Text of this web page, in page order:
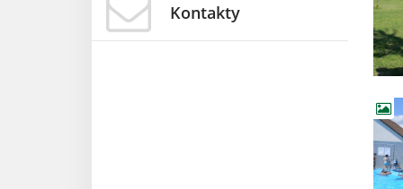
Kontakty